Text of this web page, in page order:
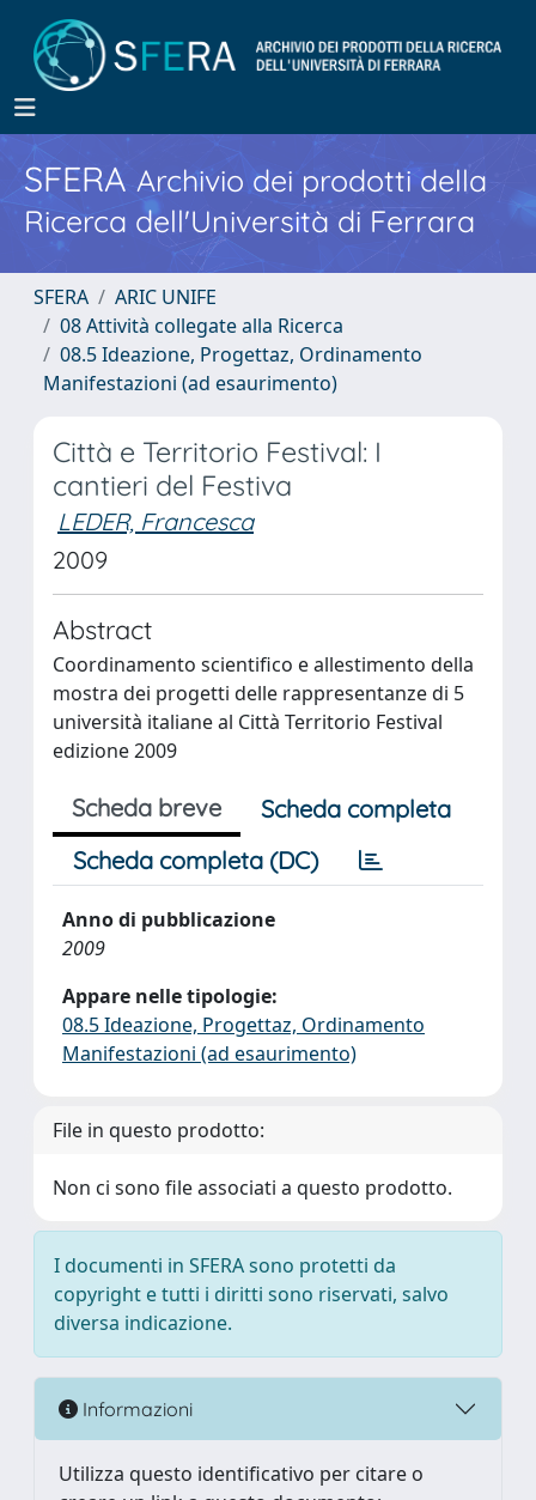
SFERA Archivio dei prodotti della
Ricerca dell'Università di Ferrara
SFERA
ARIC UNIFE
08 Attività collegate alla Ricerca
08.5 Ideazione, Progettaz, Ordinamento
Manifestazioni (ad esaurimento)
Città e Territorio Festival: I
cantieri del Festiva
LEDER, Francesca
2009
Abstract
Coordinamento scientifico e allestimento della
mostra dei progetti delle rappresentanze di 5
università italiane al Città Territorio Festival
edizione 2009
Scheda breve
Scheda completa
Scheda completa (DC)
Anno di pubblicazione
2009
Appare nelle tipologie:
08.5 Ideazione, Progettaz, Ordinamento
Manifestazioni (ad esaurimento)
File in questo prodotto:
Non ci sono file associati a questo prodotto.
I documenti in SFERA sono protetti da
copyright e tutti i diritti sono riservati, salvo
diversa indicazione.
Informazioni
Utilizza questo identificativo per citare o